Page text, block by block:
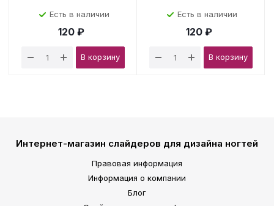
Есть в наличии
120 ₽
В корзину
Есть в наличии
120 ₽
В корзину
Интернет-магазин слайдеров для дизайна ногтей
Правовая информация
Информация о компании
Блог